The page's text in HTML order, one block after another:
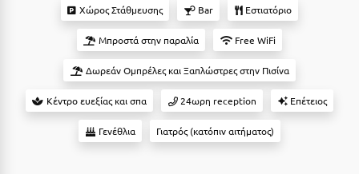
Boutique Hotels
Camping
Χώρος Στάθμευσης Bar Εστιατόριο
Μπροστά στην παραλία Free WiFi
Δωρεάν Ομπρέλες και Ξαπλώστρες στην Πισίνα
Κέντρο ευεξίας και σπα 24ωρη reception Επέτειος
Γενέθλια Γιατρός (κατόπιν αιτήματος)